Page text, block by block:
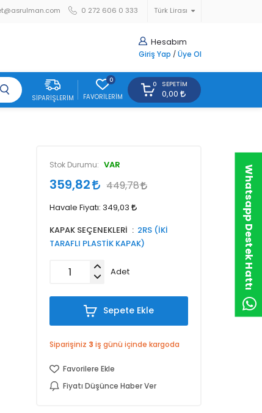
Türk Lirası
0 272 606 0 333
Hesabım
Giriş Yap / Üye Ol
SIPARIŞLERIM
0
FAVORILERIM
0 SEPETIM
0,00
Stok Durumu: VAR
359,82 449,78
Havale Fiyatı:349,03
KAPAK SEÇENEKLERİ
2RS (İKİ
TARAFLI PLASTİK KAPAK)
Adet
Sepete Ekle
Siparişiniz 3 iş günü içinde kargoda
Favorilere Ekle
Fiyatı Düşünce Haber Ver
Whatsapp Destek Hattı